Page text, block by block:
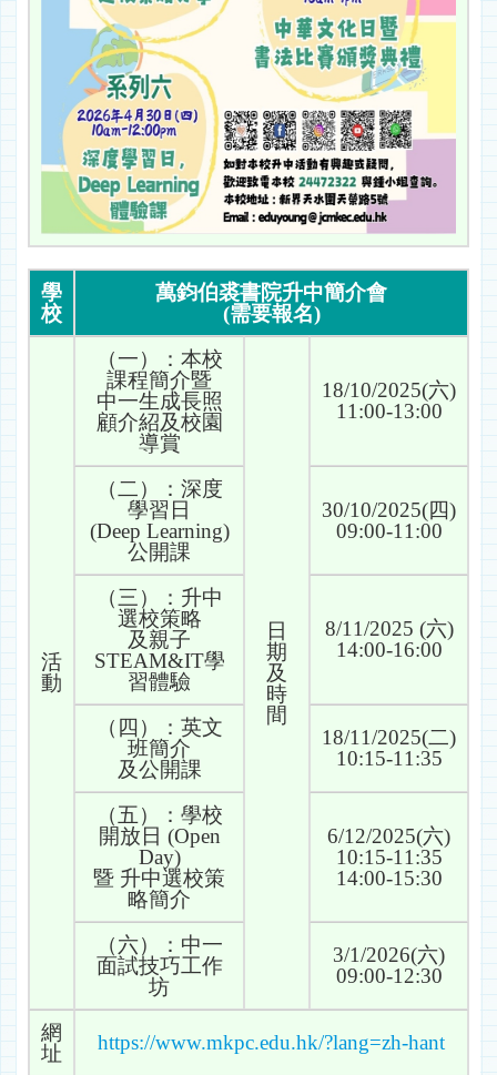
學
校
萬鈞伯裘書院升中簡介會
(需要報名)
活
動
（一）：本校
課程簡介暨
中一生成長照
顧介紹及校園
導賞
日
期
及
時
間
18/10/2025(六)
11:00-13:00
（二）：深度
學習日
(Deep Learning)
公開課
30/10/2025(四)
09:00-11:00
（三）：升中
選校策略
及親子
STEAM&IT學
習體驗
8/11/2025 (六)
14:00-16:00
（四）：英文
班簡介
及公開課
18/11/2025(二)
10:15-11:35
（五）：學校
開放日 (Open
Day)
暨 升中選校策
略簡介
6/12/2025(六)
10:15-11:35
14:00-15:30
（六）：中一
面試技巧工作
坊
3/1/2026(六)
09:00-12:30
網
址
https://www.mkpc.edu.hk/?lang=zh-hant